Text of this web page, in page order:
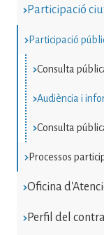
Participació
Participació
Consulta
Audiència i
Consulta
Processos
Oficina
Perfil del